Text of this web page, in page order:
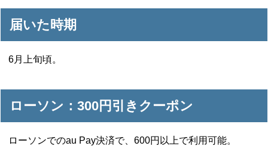
届いた時期
6月上旬頃。
ローソン：300円引きクーポン
ローソンでのau Pay決済で、600円以上で利用可能。